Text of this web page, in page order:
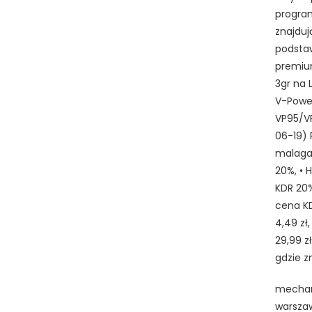
3gr na
V-
VP95/
06-19)
20%, •
KDR
cena
4,49
29,99
gdzie